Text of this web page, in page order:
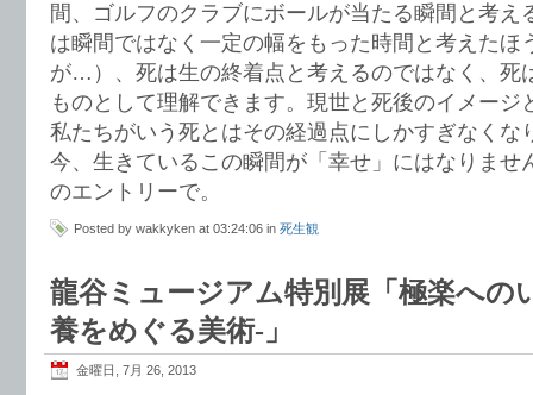
間、ゴルフのクラブにボールが当たる瞬間と考え
は瞬間ではなく一定の幅をもった時間と考えたほ
が…）、死は生の終着点と考えるのではなく、死
ものとして理解できます。現世と死後のイメージ
私たちがいう死とはその経過点にしかすぎなくな
今、生きているこの瞬間が「幸せ」にはなりませ
のエントリーで。
Posted by wakkyken at 03:24:06 in 死生観
龍谷ミュージアム特別展「極楽への
養をめぐる美術-」
金曜日, 7月 26, 2013